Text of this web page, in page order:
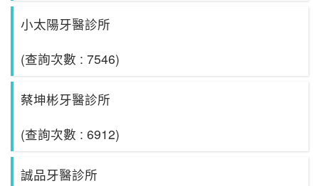
小太陽牙醫診所
(查詢次數 : 7546)
蔡坤彬牙醫診所
(查詢次數 : 6912)
誠品牙醫診所